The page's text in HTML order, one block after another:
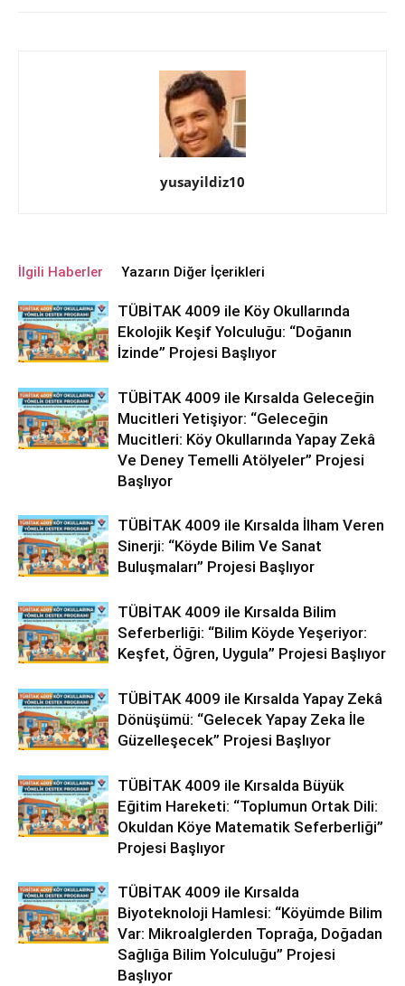
yusayildiz10
İlgili Haberler Yazarın Diğer İçerikleri
TÜBİTAK 4009 ile Köy Okullarında
Ekolojik Keşif Yolculuğu: “Doğanın
İzinde” Projesi Başlıyor
TÜBİTAK 4009 ile Kırsalda Geleceğin
Mucitleri Yetişiyor: “Geleceğin
Mucitleri: Köy Okullarında Yapay Zekâ
Ve Deney Temelli Atölyeler” Projesi
Başlıyor
TÜBİTAK 4009 ile Kırsalda İlham Veren
Sinerji: “Köyde Bilim Ve Sanat
Buluşmaları” Projesi Başlıyor
TÜBİTAK 4009 ile Kırsalda Bilim
Seferberliği: “Bilim Köyde Yeşeriyor:
Keşfet, Öğren, Uygula” Projesi Başlıyor
TÜBİTAK 4009 ile Kırsalda Yapay Zekâ
Dönüşümü: “Gelecek Yapay Zeka İle
Güzelleşecek” Projesi Başlıyor
TÜBİTAK 4009 ile Kırsalda Büyük
Eğitim Hareketi: “Toplumun Ortak Dili:
Okuldan Köye Matematik Seferberliği”
Projesi Başlıyor
TÜBİTAK 4009 ile Kırsalda
Biyoteknoloji Hamlesi: “Köyümde Bilim
Var: Mikroalglerden Toprağa, Doğadan
Sağlığa Bilim Yolculuğu” Projesi
Başlıyor